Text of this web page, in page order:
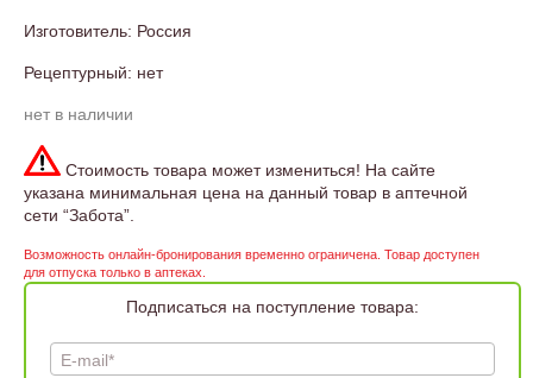
Изготовитель: Россия
Рецептурный: нет
нет в наличии
Стоимость товара может измениться! На сайте
указана минимальная цена на данный товар в аптечной
сети “Забота”.
Возможность онлайн-бронирования временно ограничена. Товар доступен
для отпуска только в аптеках.
Подписаться на поступление товара:
E-mail*